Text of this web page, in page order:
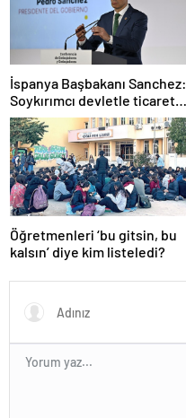
İspanya Başbakanı Sanchez:
Soykırımcı devletle ticaret
yapmayız
Öğretmenleri ‘bu gitsin, bu
kalsın’ diye kim listeledi?